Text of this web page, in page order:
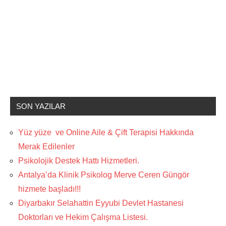
SON YAZILAR
Yüz yüze ve Online Aile & Çift Terapisi Hakkında
Merak Edilenler
Psikolojik Destek Hattı Hizmetleri.
Antalya’da Klinik Psikolog Merve Ceren Güngör
hizmete başladı!!!
Diyarbakır Selahattin Eyyubi Devlet Hastanesi
Doktorları ve Hekim Çalışma Listesi.